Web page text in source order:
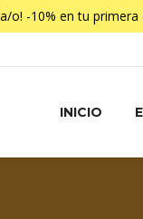
o! -10% en tu
INICIO